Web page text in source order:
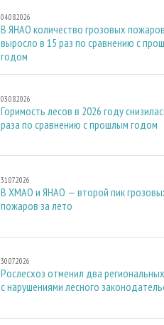
04.08.2026
В ЯНАО количество грозовых пожаров
выросло в 15 раз по сравнению с
годом
03.08.2026
Горимость лесов в 2026 году
раза по сравнению с прошлым годом
31.07.2026
В ХМАО и ЯНАО — второй пик
пожаров за лето
30.07.2026
Рослесхоз отменил два
с нарушениями лесного